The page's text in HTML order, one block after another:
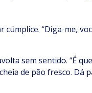
cúmplice. “Diga-me,
sem sentido. “É
de pão fresco. Dá